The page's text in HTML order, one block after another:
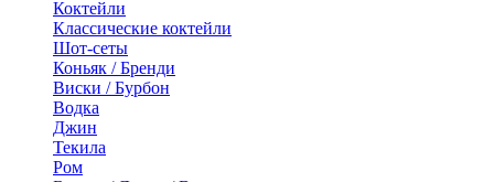
Коктейли
Классические коктейли
Шот-сеты
Коньяк / Бренди
Виски / Бурбон
Водка
Джин
Текила
Ром